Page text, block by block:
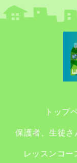
トップ
保護者、生徒さ
レッスンコー